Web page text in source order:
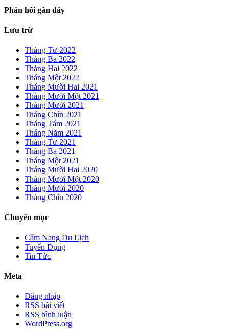
Phản hồi gần đây
Lưu trữ
Tháng Tư 2022
Tháng Ba 2022
Tháng Hai 2022
Tháng Một 2022
Tháng Mười Hai 2021
Tháng Mười Một 2021
Tháng Mười 2021
Tháng Chín 2021
Tháng Tám 2021
Tháng Năm 2021
Tháng Tư 2021
Tháng Ba 2021
Tháng Một 2021
Tháng Mười Hai 2020
Tháng Mười Một 2020
Tháng Mười 2020
Tháng Chín 2020
Chuyên mục
Cẩm Nang Du Lịch
Tuyển Dụng
Tin Tức
Meta
Đăng nhập
RSS bài viết
RSS bình luận
WordPress.org